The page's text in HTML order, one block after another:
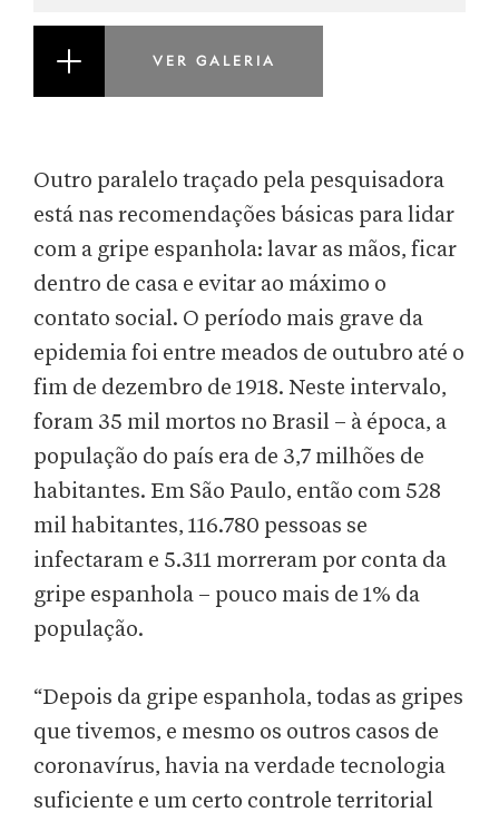
VER GALERIA
Outro paralelo traçado pela pesquisadora
está nas recomendações básicas para lidar
com a gripe espanhola: lavar as mãos, ficar
dentro de casa e evitar ao máximo o
contato social. O período mais grave da
epidemia foi entre meados de outubro até o
fim de dezembro de 1918. Neste intervalo,
foram 35 mil mortos no Brasil – à época, a
população do país era de 3,7 milhões de
habitantes. Em São Paulo, então com 528
mil habitantes, 116.780 pessoas se
infectaram e 5.311 morreram por conta da
gripe espanhola – pouco mais de 1% da
população.
“Depois da gripe espanhola, todas as gripes
que tivemos, e mesmo os outros casos de
coronavírus, havia na verdade tecnologia
suficiente e um certo controle territorial